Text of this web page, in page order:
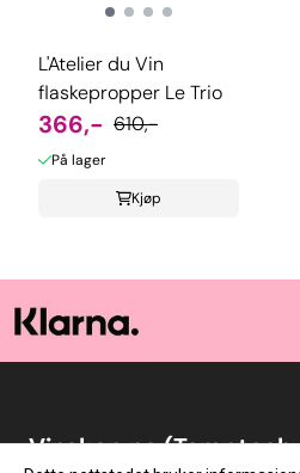
L'Atelier du Vin
flaskepropper Le Trio
366,- 610,-
På lager
Kjøp
Vinskap.no (Temptech